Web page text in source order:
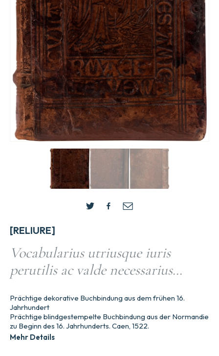
[RELIURE]
Vocabularius utriusque iuris
perutilis ac valde necessarius…
Prächtige dekorative Buchbindung aus dem frühen 16.
Jahrhundert
Prächtige blindgestempelte Buchbindung aus der Normandie
zu Beginn des 16. Jahrhunderts. Caen, 1522.
Mehr Details